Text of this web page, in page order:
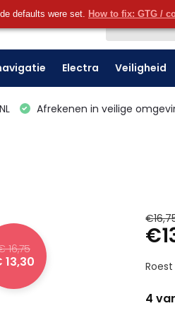
defaults were set. How to fix: GTG /
Electra Veiligheid
Afrekenen in veilige
16,75
13,30
4